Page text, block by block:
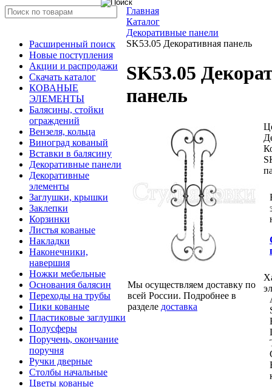
Расширенный поиск
Новые поступления
Акции и распродажи
Скачать каталог
КОВАНЫЕ
ЭЛЕМЕНТЫ
Балясины, стойки
ограждений
Вензеля, кольца
Виноград кованый
Вставки в балясину
Декоративные панели
Декоративные
элементы
Заглушки, крышки
Заклепки
Корзинки
Листья кованые
Накладки
Наконечники,
навершия
Ножки мебельные
Основания балясин
Переходы на трубы
Пики кованые
Пластиковые заглушки
Полусферы
Поручень, окончание
поручня
Ручки дверные
Столбы начальные
Цветы кованые
Главная
Каталог
Декоративные панели
SK53.05 Декоративная панель
SK53.05
панель
Мы осуществляем доставку по
всей России. Подробнее в
разделе доставка